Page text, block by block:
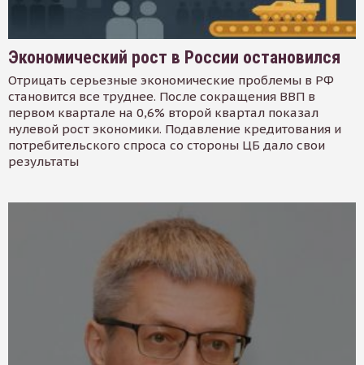
Экономический рост в России остановился
Отрицать серьезные экономические проблемы в РФ
становится все труднее. После сокращения ВВП в
первом квартале на 0,6% второй квартал показал
нулевой рост экономики. Подавление кредитования и
потребительского спроса со стороны ЦБ дало свои
результаты